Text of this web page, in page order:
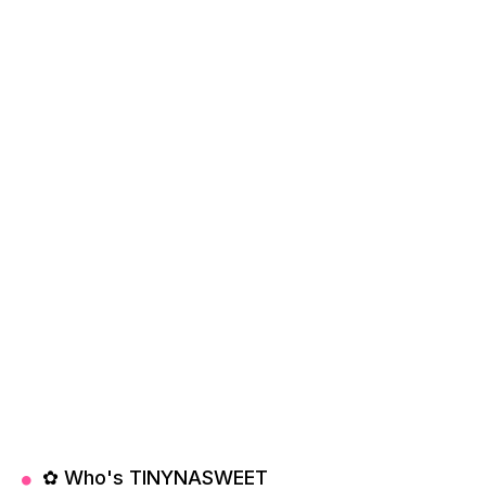
✿ Who's TINYNASWEET